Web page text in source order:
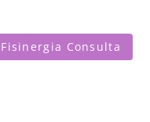
Fisinergia Consulta